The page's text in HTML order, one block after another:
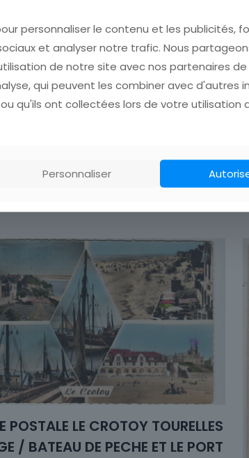
achats avant de payer!
POSTALE LE CROTOY TOURELLES
/ BATEAU DE PECHE ET LE PORT
personnaliser le contenu et les publicités,
et analyser notre trafic. Nous
de notre site avec nos partenaires
qui peuvent les combiner avec d'autres
qu'ils ont collectées lors de votre utilisation
Personnaliser